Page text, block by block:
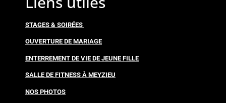
STAGES & SOIRÉES
OUVERTURE DE MARIAGE
ENTERREMENT DE VIE DE JEUNE FILLE
SALLE DE FITNESS À MEYZIEU
NOS PHOTOS